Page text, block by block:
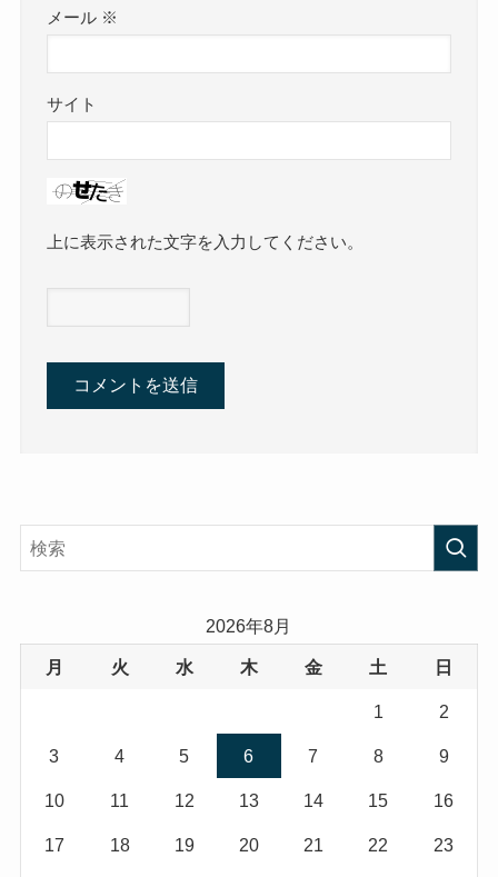
メール ※
サイト
上に表示された文字を入力してください。
2026年8月
月 火 水 木 金 土 日
1 2
3 4 5 6 7 8 9
10 11 12 13 14 15 16
17 18 19 20 21 22 23